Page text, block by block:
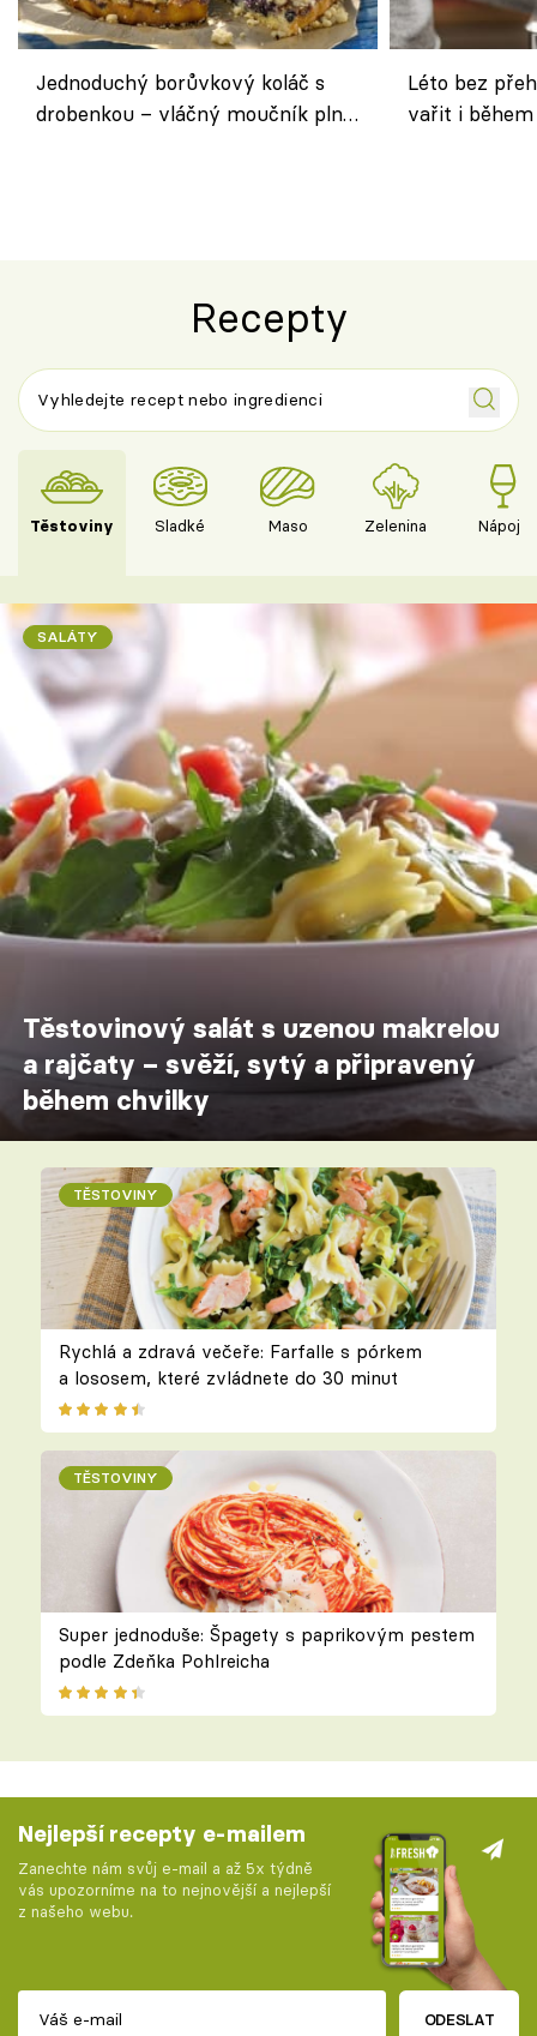
Jednoduchý borůvkový koláč s
drobenkou – vláčný moučník plný
Léto bez
vařit i
Recepty
Těstoviny Sladké Maso Zelenina Nápoje
SALÁTY
Těstovinový salát s uzenou makrelou
a rajčaty – svěží, sytý a připravený
během chvilky
TĚSTOVINY
Rychlá a zdravá večeře: Farfalle s pórkem
a lososem, které zvládnete do 30 minut
TĚSTOVINY
Super jednoduše: Špagety s paprikovým pestem
podle Zdeňka Pohlreicha
Nejlepší recepty e-mailem
Zanechte nám svůj e-mail a až 5x týdně
vás upozorníme na to nejnovější a nejlepší
z našeho webu.
ODESLAT